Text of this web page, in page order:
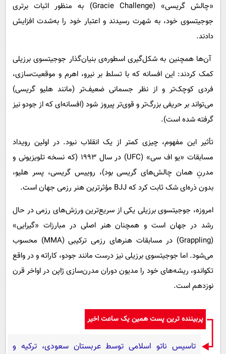
«چالش گریسی» (Gracie Challenge) به منظور اثبات برتری
جوجیتسوی خود، به شهرت رسیدند و اعتبار خود را به‌شدت افزایش
دادند.
آن‌ها همچنین به شکل‌گیری اسطوره‌ی بنیان‌گذار جوجیتسوی برزیلی
کمک کردند: این افسانه که با تسلط بر نیرو، اهرم و موقعیت‌سازی،
فردی کوچک‌تر و از نظر جسمانی ضعیف‌تر (مانند هلیو گریسی)
می‌تواند بر حریفی بزرگ‌تر و قوی‌تر پیروز شود (افسانه‌ای که از جودو نیز
گرفته شده است).
تأثیر این مفهوم، چیزی کمتر از یک انقلاب نبود. در اولین رویداد
مسابقات «یو اف سی» (UFC) در سال ۱۹۹۳ (که نسخه‌ تلویزیونی و
مدرنِ همان چالش‌های گریسی بود)، روییس گریسی، پسر هلیو،
بدون ذره‌ای شک ثابت کرد که BJJ مؤثرترین هنر رزمی جهان است.
امروزه، جوجیتسوی برزیلی یکی از سریع‌ترین ورزش‌های رزمی در حال
رشد در جهان است و همچنان هنر اصلی در مبارزات «گیرایی»
(Grappling) در مسابقات هنرهای رزمی ترکیبی (MMA) محسوب
می‌شود. اما جوجیتسوی برزیلی نیز درست مانند جودو، کاراته و در واقع
تکواندو، ریشه‌های خود را مدیون دوران مدرن‌سازی ژاپن در اواخر قرن
نوزدهم است.
پربیننده ترین پست همین یک ساعت اخیر
تاسیس ناتو اسلامی توسط عربستان سعودی، ترکیه و